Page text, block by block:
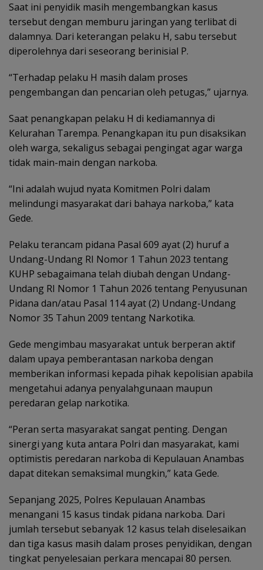
Saat ini penyidik masih mengembangkan kasus
tersebut dengan memburu jaringan yang terlibat di
dalamnya. Dari keterangan pelaku H, sabu tersebut
diperolehnya dari seseorang berinisial P.
“Terhadap pelaku H masih dalam proses
pengembangan dan pencarian oleh petugas,” ujarnya.
Saat penangkapan pelaku H di kediamannya di
Kelurahan Tarempa. Penangkapan itu pun disaksikan
oleh warga, sekaligus sebagai pengingat agar warga
tidak main-main dengan narkoba.
“Ini adalah wujud nyata Komitmen Polri dalam
melindungi masyarakat dari bahaya narkoba,” kata
Gede.
Pelaku terancam pidana Pasal 609 ayat (2) huruf a
Undang-Undang RI Nomor 1 Tahun 2023 tentang
KUHP sebagaimana telah diubah dengan Undang-
Undang RI Nomor 1 Tahun 2026 tentang Penyusunan
Pidana dan/atau Pasal 114 ayat (2) Undang-Undang
Nomor 35 Tahun 2009 tentang Narkotika.
Gede mengimbau masyarakat untuk berperan aktif
dalam upaya pemberantasan narkoba dengan
memberikan informasi kepada pihak kepolisian apabila
mengetahui adanya penyalahgunaan maupun
peredaran gelap narkotika.
“Peran serta masyarakat sangat penting. Dengan
sinergi yang kuta antara Polri dan masyarakat, kami
optimistis peredaran narkoba di Kepulauan Anambas
dapat ditekan semaksimal mungkin,” kata Gede.
Sepanjang 2025, Polres Kepulauan Anambas
menangani 15 kasus tindak pidana narkoba. Dari
jumlah tersebut sebanyak 12 kasus telah diselesaikan
dan tiga kasus masih dalam proses penyidikan, dengan
tingkat penyelesaian perkara mencapai 80 persen.